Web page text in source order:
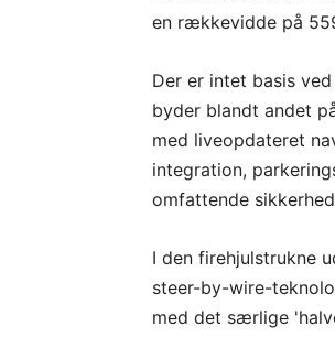
en rækkevidde på
Der er intet basis
byder blandt andet
med liveopdateret
integration,
omfattende
I den firehjulstrukne
steer-by-wire-
med det særlige